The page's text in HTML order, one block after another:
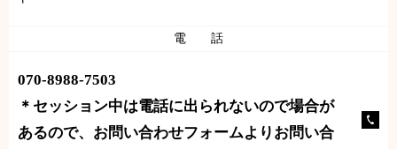
電 話
070-8988-7503
＊セッション中は電話に出られないので場合が
あるので、お問い合わせフォームよりお問い合